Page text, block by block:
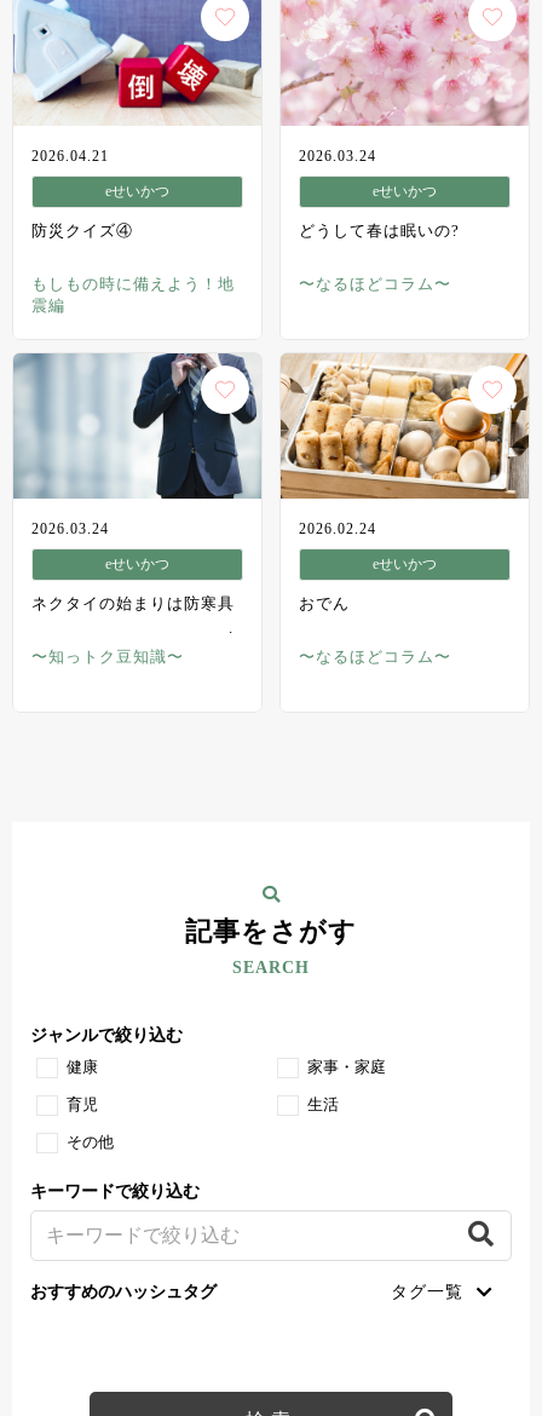
2026.04.21
eせいかつ
防災クイズ④
もしもの時に備えよう！地
震編
2026.03.24
eせいかつ
どうして春は眠いの?
〜なるほどコラム〜
2026.03.24
eせいかつ
ネクタイの始まりは防寒具
〜知っトク豆知識〜
2026.02.24
eせいかつ
おでん
〜なるほどコラム〜
記事をさがす
SEARCH
ジャンルで絞り込む
健康 家事・家庭
育児 生活
その他
キーワードで絞り込む
おすすめのハッシュタグ